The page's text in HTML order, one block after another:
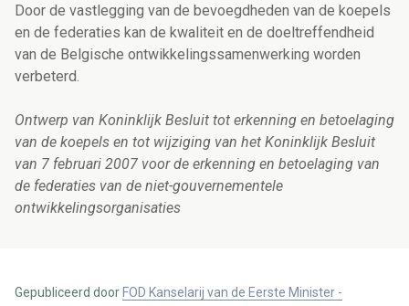
Door de vastlegging van de bevoegdheden van de koepels
en de federaties kan de kwaliteit en de doeltreffendheid
van de Belgische ontwikkelingssamenwerking worden
verbeterd.
Ontwerp van Koninklijk Besluit tot erkenning en betoelaging
van de koepels en tot wijziging van het Koninklijk Besluit
van 7 februari 2007 voor de erkenning en betoelaging van
de federaties van de niet-gouvernementele
ontwikkelingsorganisaties
Gepubliceerd door FOD Kanselarij van de Eerste Minister -